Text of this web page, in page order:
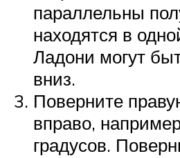
параллельны
находятся в
Ладони могут
вниз.
Поверните
вправо,
градусов.